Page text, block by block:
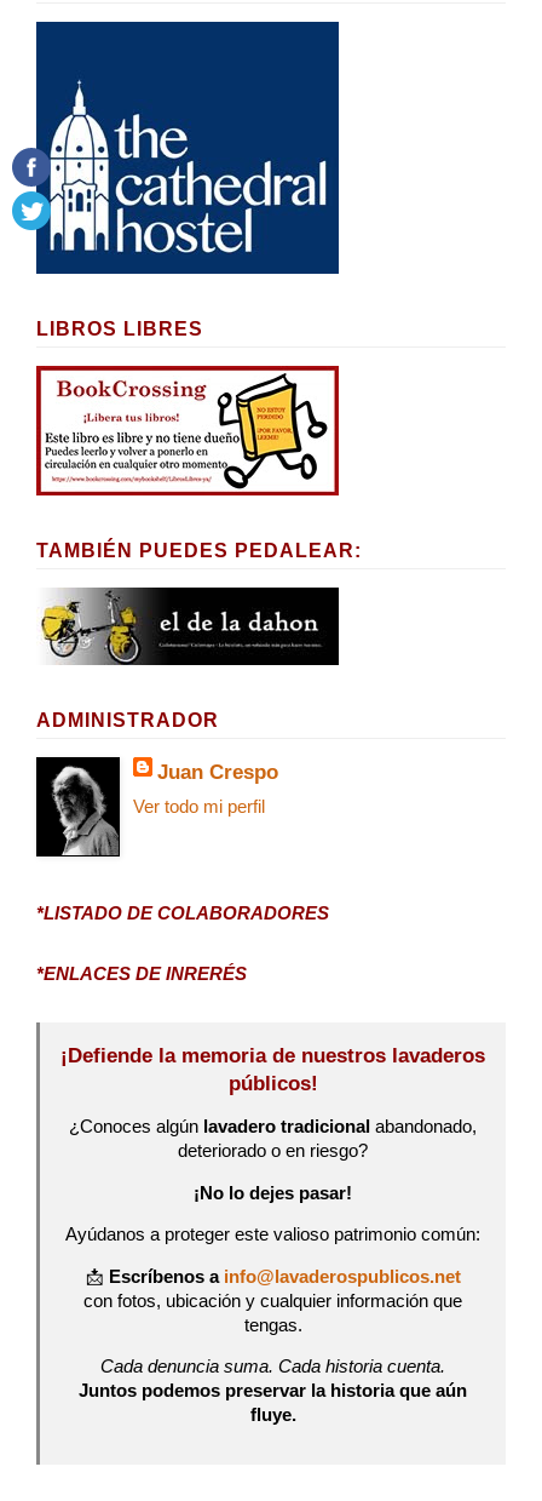
LIBROS LIBRES
TAMBIÉN PUEDES PEDALEAR:
ADMINISTRADOR
Juan Crespo
Ver todo mi perfil
*LISTADO DE COLABORADORES
*ENLACES DE INRERÉS
¡Defiende la memoria de nuestros lavaderos
públicos!
¿Conoces algún lavadero tradicional abandonado,
deteriorado o en riesgo?
¡No lo dejes pasar!
Ayúdanos a proteger este valioso patrimonio común:
📩 Escríbenos a info@lavaderospublicos.net
con fotos, ubicación y cualquier información que
tengas.
Cada denuncia suma. Cada historia cuenta.
Juntos podemos preservar la historia que aún
fluye.